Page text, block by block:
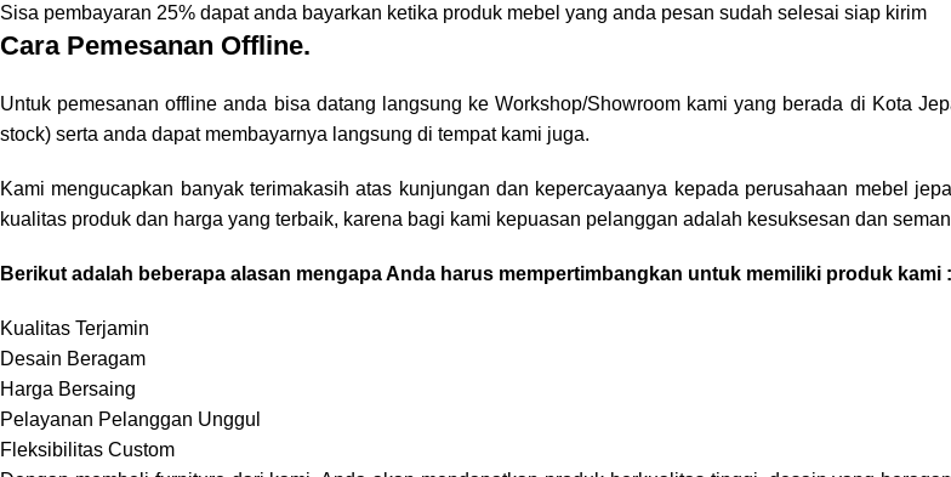
Sisa pembayaran 25% dapat anda bayarkan ketika produk mebel yang anda pesan sudah selesai siap kirim
Cara Pemesanan Offline.
Untuk pemesanan offline anda bisa datang langsung ke Workshop/Showroom kami yang berada di Kota
stock) serta anda dapat membayarnya langsung di tempat kami juga.
Kami mengucapkan banyak terimakasih atas kunjungan dan kepercayaanya kepada perusahaan mebel
kualitas produk dan harga yang terbaik, karena bagi kami kepuasan pelanggan adalah kesuksesan dan
Berikut adalah beberapa alasan mengapa Anda harus mempertimbangkan untuk memiliki produk kami :
Kualitas Terjamin
Desain Beragam
Harga Bersaing
Pelayanan Pelanggan Unggul
Fleksibilitas Custom